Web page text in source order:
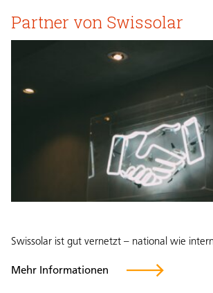
Partner von Swissolar
Swissolar ist gut vernetzt – national wie
Mehr Informationen